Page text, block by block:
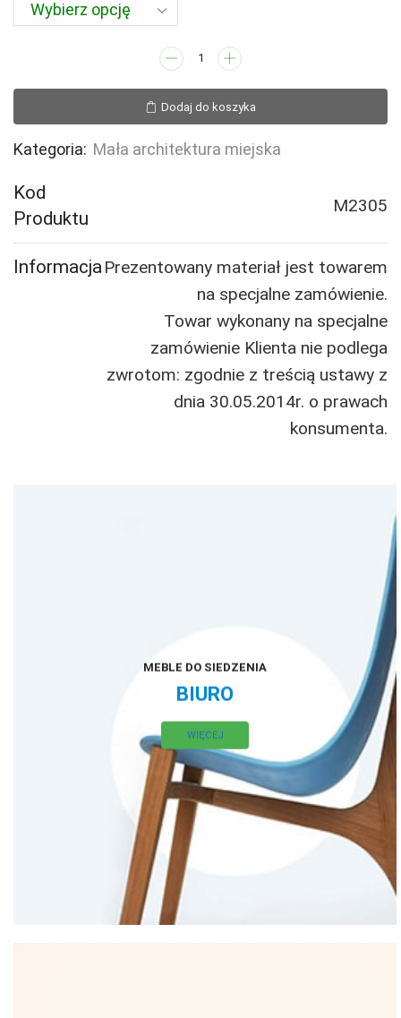
ilość
stalowy
ŁÓDZKI
Dodaj do koszyka
Kategoria: Mała architektura miejska
Kod
Produktu
M2305
InformacjaPrezentowany materiał jest towarem
na specjalne zamówienie.
Towar wykonany na specjalne
zamówienie Klienta nie podlega
zwrotom: zgodnie z treścią ustawy z
dnia 30.05.2014r. o prawach
konsumenta.
MEBLE DO SIEDZENIA
BIURO
WIĘCEJ